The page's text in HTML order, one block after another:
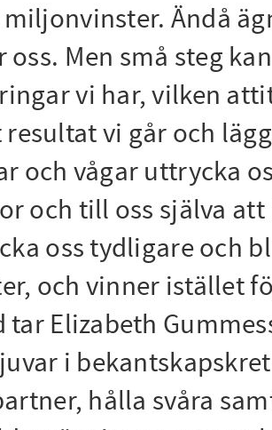
Ändå
Men små steg
vi har, vilken
vi går och
och vågar uttrycka
och till oss själva
oss tydligare och
och vinner istället
Elizabeth
i
hålla svåra